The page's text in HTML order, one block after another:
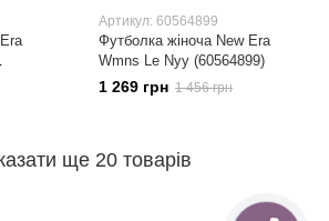
Артикул: 60564899
Футболка жіноча New Era
Wmns Le Nyy (60564899)
1 269 грн 1 456 грн
ще 20 товарів